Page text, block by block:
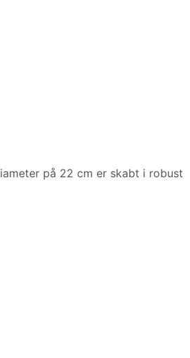
på 22 cm er skabt i robust